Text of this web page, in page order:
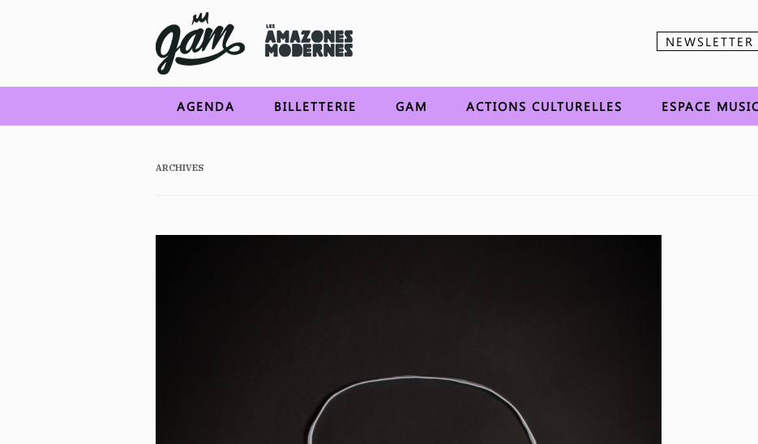
NEWSLETTER
Aller au contenu
AGENDA BILLETTERIE GAM ACTIONS CULTURELLES ESPACE
ARCHIVES